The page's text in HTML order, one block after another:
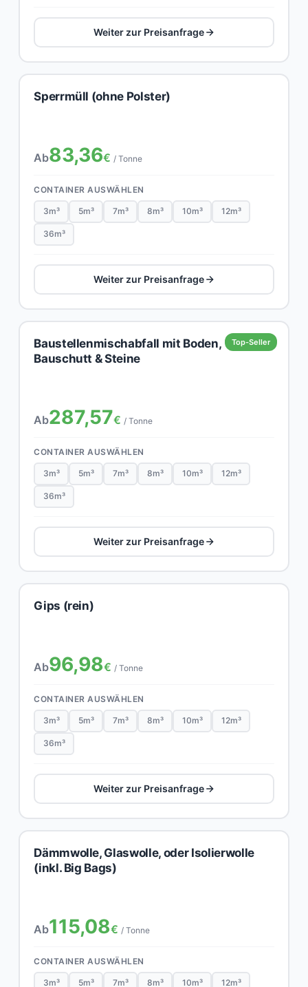
Weiter zur Preisanfrage
Sperrmüll (ohne Polster)
Ab83,36€ / Tonne
CONTAINER AUSWÄHLEN
3m³ 5m³ 7m³ 8m³ 10m³ 12m³
36m³
Weiter zur Preisanfrage
Top-Seller
Baustellenmischabfall mit Boden,
Bauschutt & Steine
Ab287,57€ / Tonne
CONTAINER AUSWÄHLEN
3m³ 5m³ 7m³ 8m³ 10m³ 12m³
36m³
Weiter zur Preisanfrage
Gips (rein)
Ab96,98€ / Tonne
CONTAINER AUSWÄHLEN
3m³ 5m³ 7m³ 8m³ 10m³ 12m³
36m³
Weiter zur Preisanfrage
Dämmwolle, Glaswolle, oder Isolierwolle
(inkl. Big Bags)
Ab115,08€ / Tonne
CONTAINER AUSWÄHLEN
3m³ 5m³ 7m³ 8m³ 10m³ 12m³